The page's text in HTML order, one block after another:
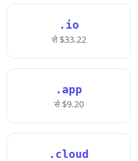
.io
से $33.22
.app
से $9.20
.cloud